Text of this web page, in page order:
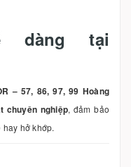
dàng tại
– 57, 86, 97, 99 Hoàng
chuyên nghiệp, đảm bảo
hở khớp.